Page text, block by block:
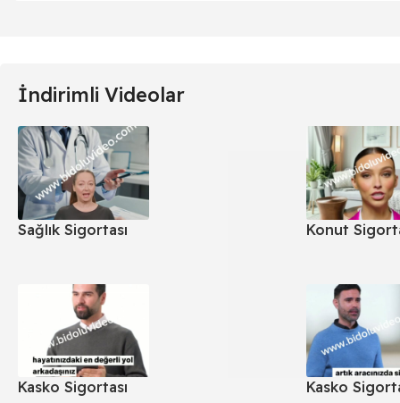
İndirimli Videolar
Sağlık Sigortası Konut
Kasko Sigortası Kasko